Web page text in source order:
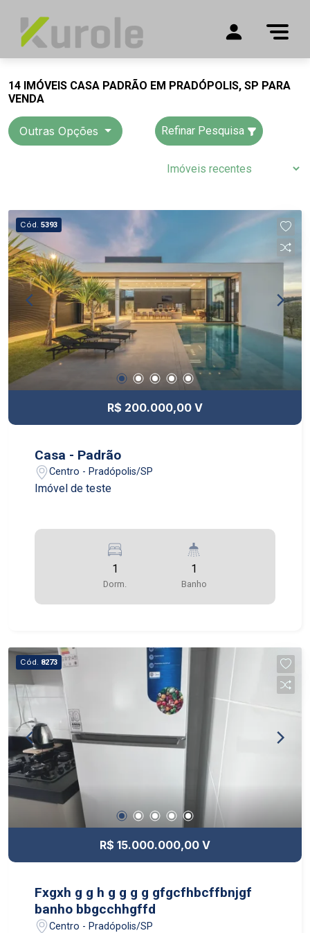
14 IMÓVEIS CASA PADRÃO EM PRADÓPOLIS, SP PARA
VENDA
Outras Opções Refinar Pesquisa
Cód. 5393
R$ 200.000,00 V
Casa - Padrão
Centro - Pradópolis/SP
Imóvel de teste
1
Dorm.
1
Banho
Cód. 8273
R$ 15.000.000,00 V
Fxgxh g g h g g g g gfgcfhbcffbnjgf
banho bbgcchhgffd
Centro - Pradópolis/SP